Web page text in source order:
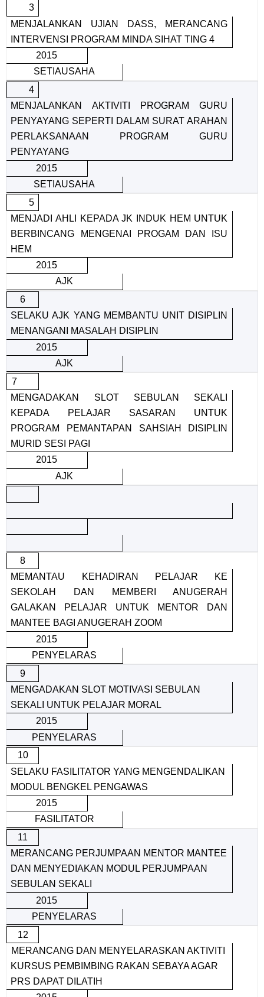
3
MENJALANKAN UJIAN DASS, MERANCANG
INTERVENSI PROGRAM MINDA SIHAT TING 4
2015
SETIAUSAHA
4
MENJALANKAN AKTIVITI PROGRAM GURU
PENYAYANG SEPERTI DALAM SURAT ARAHAN
PERLAKSANAAN PROGRAM GURU
PENYAYANG
2015
SETIAUSAHA
5
MENJADI AHLI KEPADA JK INDUK HEM UNTUK
BERBINCANG MENGENAI PROGAM DAN ISU
HEM
2015
AJK
6
SELAKU AJK YANG MEMBANTU UNIT DISIPLIN
MENANGANI MASALAH DISIPLIN
2015
AJK
7
MENGADAKAN SLOT SEBULAN SEKALI
KEPADA PELAJAR SASARAN UNTUK
PROGRAM PEMANTAPAN SAHSIAH DISIPLIN
MURID SESI PAGI
2015
AJK
8
MEMANTAU KEHADIRAN PELAJAR KE
SEKOLAH DAN MEMBERI ANUGERAH
GALAKAN PELAJAR UNTUK MENTOR DAN
MANTEE BAGI ANUGERAH ZOOM
2015
PENYELARAS
9
MENGADAKAN SLOT MOTIVASI SEBULAN
SEKALI UNTUK PELAJAR MORAL
2015
PENYELARAS
10
SELAKU FASILITATOR YANG MENGENDALIKAN
MODUL BENGKEL PENGAWAS
2015
FASILITATOR
11
MERANCANG PERJUMPAAN MENTOR MANTEE
DAN MENYEDIAKAN MODUL PERJUMPAAN
SEBULAN SEKALI
2015
PENYELARAS
12
DAN MENYELARASKAN AKTIVITI
KURSUS PEMBIMBING RAKAN SEBAYA AGAR
PRS DAPAT DILATIH